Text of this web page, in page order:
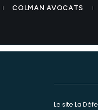
COLMAN AVOCATS
Le site La
Nous intervenons